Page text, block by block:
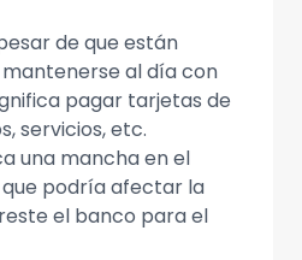
de que están
al día con
pagar tarjetas de
servicios, etc.
una mancha en el
podría afectar la
el banco para el